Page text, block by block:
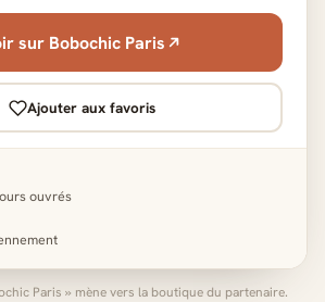
sur Bobochic Paris
Ajouter aux favoris
ouvrés
Paris » mène vers la boutique du partenaire.